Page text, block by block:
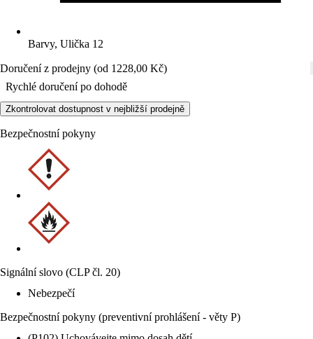
Barvy, Ulička 12
Doručení z prodejny (od 1228,00 Kč)
Rychlé doručení po dohodě
Zkontrolovat dostupnost v nejbližší prodejně
Bezpečnostní pokyny
Signální slovo (CLP čl. 20)
Nebezpečí
Bezpečnostní pokyny (preventivní prohlášení - věty P)